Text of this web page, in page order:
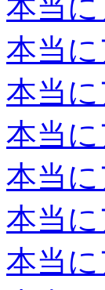
本当
本当
本当
本当
本当
本当
本当